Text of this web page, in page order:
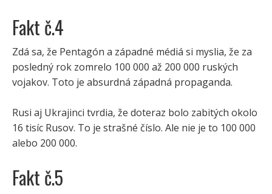
Fakt č.4
Zdá sa, že Pentagón a západné médiá si myslia, že za
posledný rok zomrelo 100 000 až 200 000 ruských
vojakov. Toto je absurdná západná propaganda.
Rusi aj Ukrajinci tvrdia, že doteraz bolo zabitých okolo
16 tisíc Rusov. To je strašné číslo. Ale nie je to 100 000
alebo 200 000.
Fakt č.5